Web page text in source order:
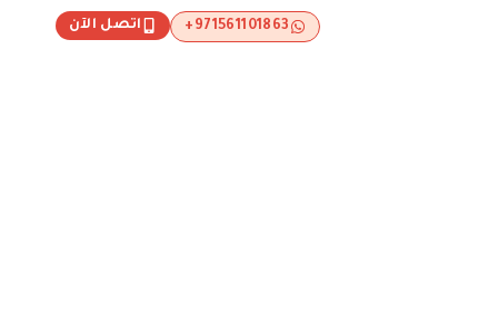
اتصل الآن 971561101863+